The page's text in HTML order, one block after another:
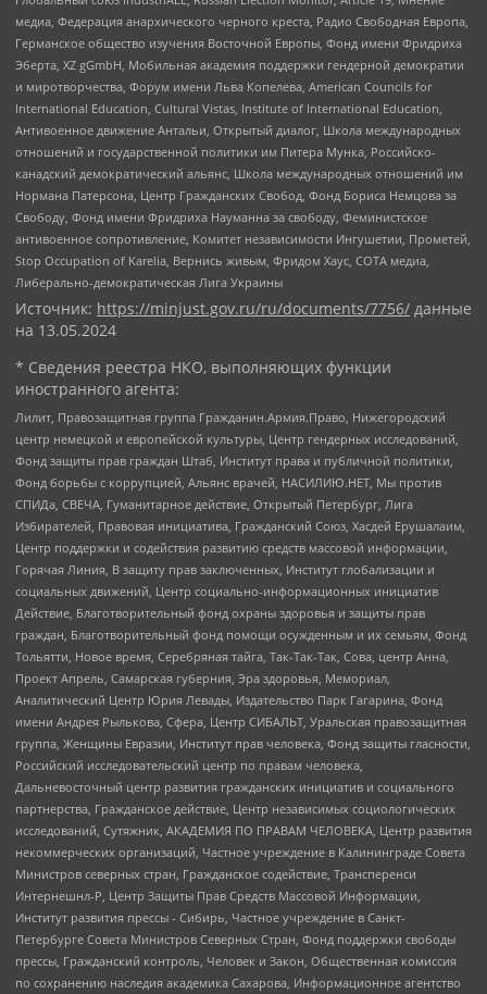
медиа, Федерация анархического черного креста, Радио Свободная Европа,
Германское общество изучения Восточной Европы, Фонд имени Фридриха
Эберта, XZ gGmbH, Мобильная академия поддержки гендерной демократии
и миротворчества, Форум имени Льва Копелева, American Councils for
International Education, Cultural Vistas, Institute of International Education,
Антивоенное движение Антальи, Открытый диалог, Школа международных
отношений и государственной политики им Питера Мунка, Российско-
канадский демократический альянс, Школа международных отношений им
Нормана Патерсона, Центр Гражданских Свобод, Фонд Бориса Немцова за
Свободу, Фонд имени Фридриха Науманна за свободу, Феминистское
антивоенное сопротивление, Комитет независимости Ингушетии, Прометей,
Stop Occupation of Karelia, Вернись живым, Фридом Хаус, СОТА медиа,
Либерально-демократическая Лига Украины
Источник: https://minjust.gov.ru/ru/documents/7756/ данные
на 13.05.2024
* Сведения реестра НКО, выполняющих функции
иностранного агента:
Лилит, Правозащитная группа Гражданин.Армия.Право, Нижегородский
центр немецкой и европейской культуры, Центр гендерных исследований,
Фонд защиты прав граждан Штаб, Институт права и публичной политики,
Фонд борьбы с коррупцией, Альянс врачей, НАСИЛИЮ.НЕТ, Мы против
СПИДа, СВЕЧА, Гуманитарное действие, Открытый Петербург, Лига
Избирателей, Правовая инициатива, Гражданский Союз, Хасдей Ерушалаим,
Центр поддержки и содействия развитию средств массовой информации,
Горячая Линия, В защиту прав заключенных, Институт глобализации и
социальных движений, Центр социально-информационных инициатив
Действие, Благотворительный фонд охраны здоровья и защиты прав
граждан, Благотворительный фонд помощи осужденным и их семьям, Фонд
Тольятти, Новое время, Серебряная тайга, Так-Так-Так, Сова, центр Анна,
Проект Апрель, Самарская губерния, Эра здоровья, Мемориал,
Аналитический Центр Юрия Левады, Издательство Парк Гагарина, Фонд
имени Андрея Рылькова, Сфера, Центр СИБАЛЬТ, Уральская правозащитная
группа, Женщины Евразии, Институт прав человека, Фонд защиты гласности,
Российский исследовательский центр по правам человека,
Дальневосточный центр развития гражданских инициатив и социального
партнерства, Гражданское действие, Центр независимых социологических
исследований, Сутяжник, АКАДЕМИЯ ПО ПРАВАМ ЧЕЛОВЕКА, Центр развития
некоммерческих организаций, Частное учреждение в Калининграде Совета
Министров северных стран, Гражданское содействие, Трансперенси
Интернешнл-Р, Центр Защиты Прав Средств Массовой Информации,
Институт развития прессы - Сибирь, Частное учреждение в Санкт-
Петербурге Совета Министров Северных Стран, Фонд поддержки свободы
прессы, Гражданский контроль, Человек и Закон, Общественная комиссия
по сохранению наследия академика Сахарова, Информационное агентство